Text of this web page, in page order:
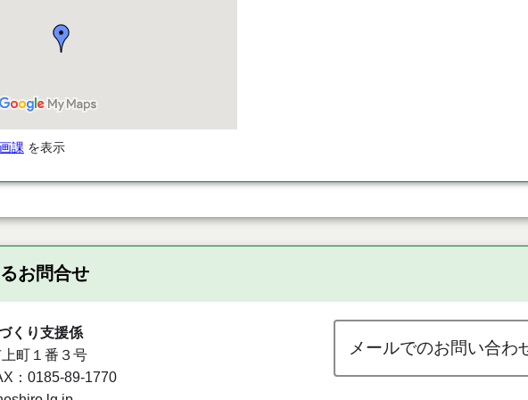
課 を表示
お問合せ
くり支援係
町１番３号
：0185-89-1770
メールでのお問い合わ